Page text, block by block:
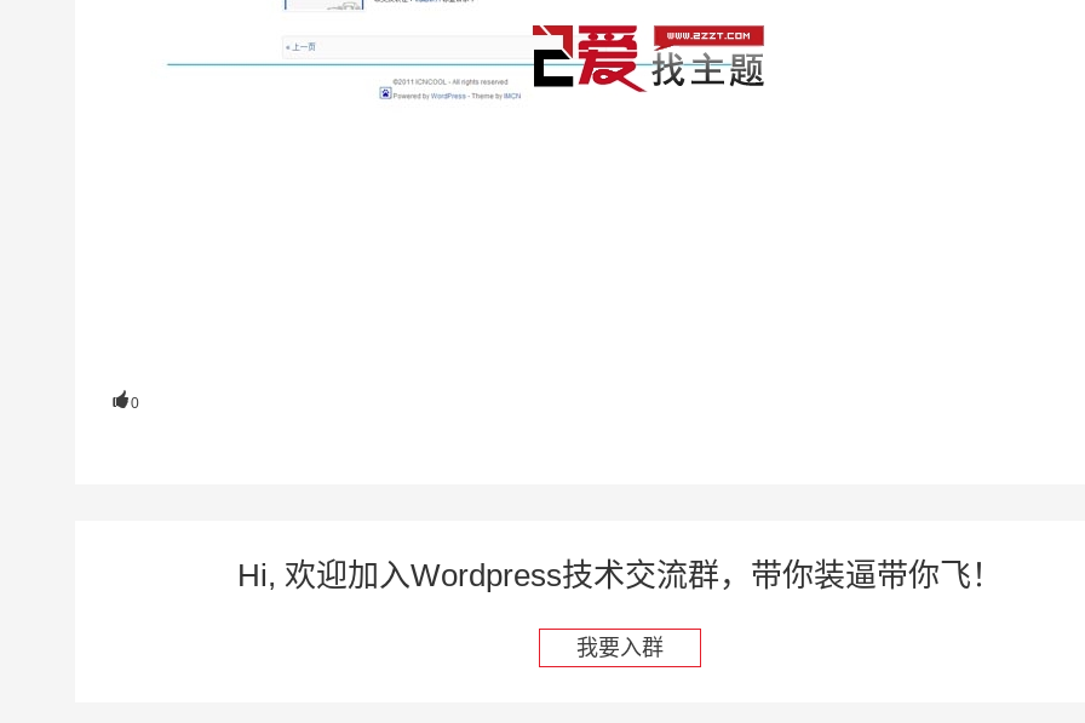
0
Hi, 欢迎加入Wordpress技术交流群，带你装逼带你飞！
我要入群